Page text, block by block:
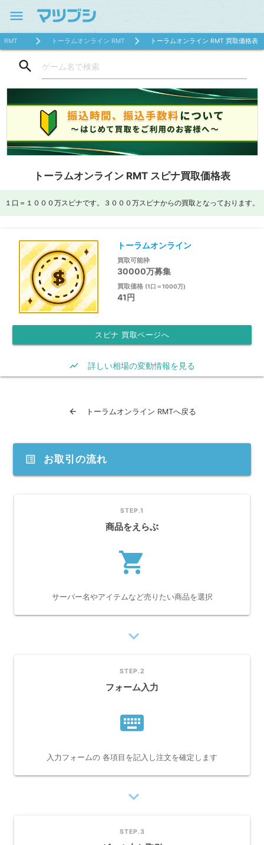
menu
RMT トーラムオンライン RMT トーラムオンライン RMT 買取価格表
search
トーラムオンライン RMT スピナ買取価格表
１口＝１０００万スピナです。３０００万スピナからの買取となっております。
トーラムオンライン
買取可能枠
30000万募集
買取価格 (1口＝1000万)
41円
スピナ 買取ページへ
show_chart 詳しい相場の変動情報を見る
arrow_back トーラムオンライン RMTへ戻る
list_alt お取引の流れ
STEP.1
商品をえらぶ
shopping_cart
サーバー名やアイテムなど売りたい商品を選択
navigate_next
STEP.2
フォーム入力
keyboard
入力フォームの 各項目を記入し注文を確定します
navigate_next
STEP.3